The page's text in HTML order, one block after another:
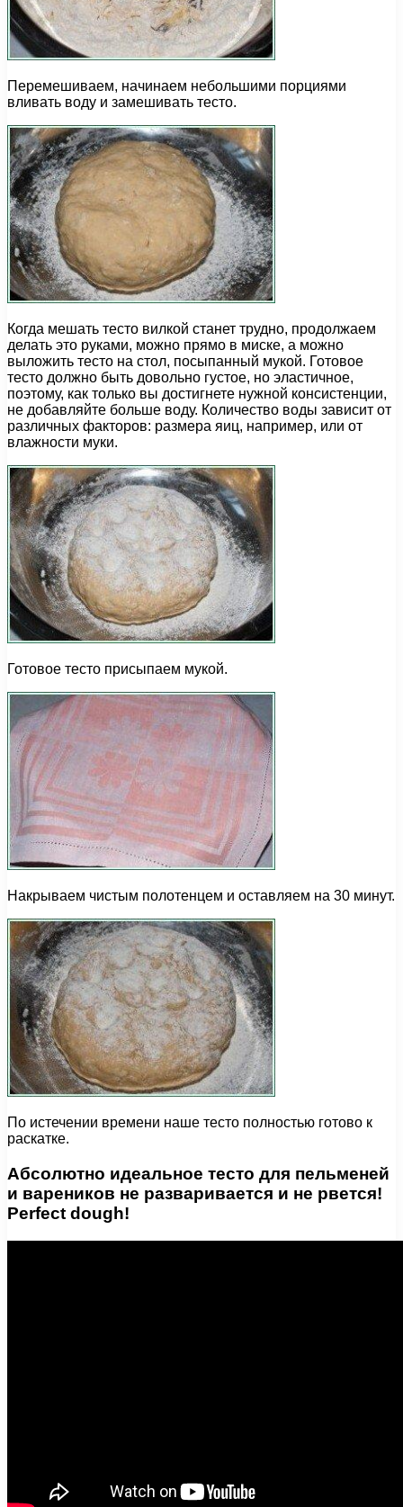
Перемешиваем, начинаем небольшими порциями
вливать воду и замешивать тесто.
Когда мешать тесто вилкой станет трудно, продолжаем
делать это руками, можно прямо в миске, а можно
выложить тесто на стол, посыпанный мукой. Готовое
тесто должно быть довольно густое, но эластичное,
поэтому, как только вы достигнете нужной консистенции,
не добавляйте больше воду. Количество воды зависит от
различных факторов: размера яиц, например, или от
влажности муки.
Готовое тесто присыпаем мукой.
Накрываем чистым полотенцем и оставляем на 30 минут.
По истечении времени наше тесто полностью готово к
раскатке.
Абсолютно идеальное тесто для пельменей
и вареников не разваривается и не рвется!
Рerfect dough!